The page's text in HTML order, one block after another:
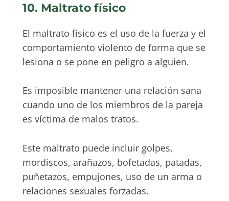
10. Maltrato físico
El maltrato físico es el uso de la fuerza y el
comportamiento violento de forma que se
lesiona o se pone en peligro a alguien.
Es imposible mantener una relación sana
cuando uno de los miembros de la pareja
es víctima de malos tratos.
Este maltrato puede incluir golpes,
mordiscos, arañazos, bofetadas, patadas,
puñetazos, empujones, uso de un arma o
relaciones sexuales forzadas.